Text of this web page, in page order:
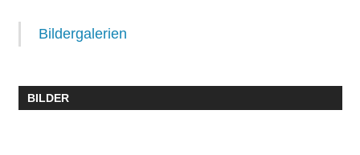
Bildergalerien
BILDER